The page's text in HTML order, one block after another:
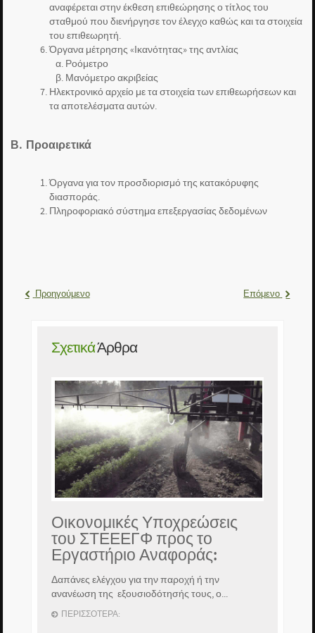
αναφέρεται στην έκθεση επιθεώρησης ο τίτλος του
σταθμού που διενήργησε τον έλεγχο καθώς και τα στοιχεία
του επιθεωρητή.
Όργανα μέτρησης «Ικανότητας» της αντλίας
α. Ροόμετρο
β. Μανόμετρο ακριβείας
Ηλεκτρονικό αρχείο με τα στοιχεία των επιθεωρήσεων και
τα αποτελέσματα αυτών.
Β. Προαιρετικά
Όργανα για τον προσδιορισμό της κατακόρυφης
διασποράς.
Πληροφοριακό σύστημα επεξεργασίας δεδομένων
Προηγούμενο Επόμενο
ΣχετικάΆρθρα
Οικονομικές Υποχρεώσεις
του ΣΤΕΕΕΓΦ προς το
Εργαστήριο Αναφοράς:
Δαπάνες ελέγχου για την παροχή ή την
ανανέωση της εξουσιοδότησής τους, ο...
ΠΕΡΙΣΣΌΤΕΡΑ: